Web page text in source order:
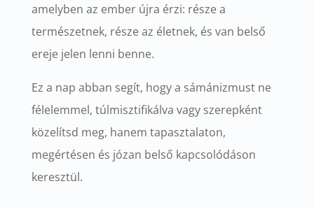
amelyben az ember újra érzi: része a
természetnek, része az életnek, és van belső
ereje jelen lenni benne.
Ez a nap abban segít, hogy a sámánizmust ne
félelemmel, túlmisztifikálva vagy szerepként
közelítsd meg, hanem tapasztalaton,
megértésen és józan belső kapcsolódáson
keresztül.